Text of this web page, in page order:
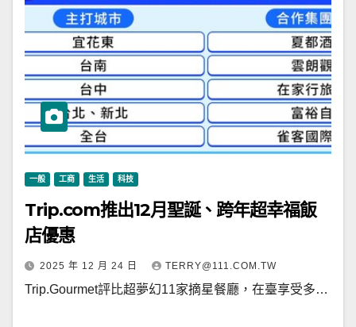
一般 工商 生活 科技
Trip.com推出12月聖誕、跨年超幸福飯
店優惠
2025 年 12 月 24 日 TERRY@111.COM.TW
Trip.Gourmet評比超夢幻11家摘星餐廳，在臺享受多…